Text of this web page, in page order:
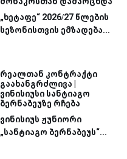
„ხეტაფე“ 2026/27 წლების
სეზონისთვის ემზადება...
რეალთან კონტრაქტი
გაახანგრძლივა |
ვინისიუსი სანტიაგო
ბერნაბეუზე რჩება
ვინისიუს ჟუნიორი
„სანტიაგო ბერნაბეუს“...